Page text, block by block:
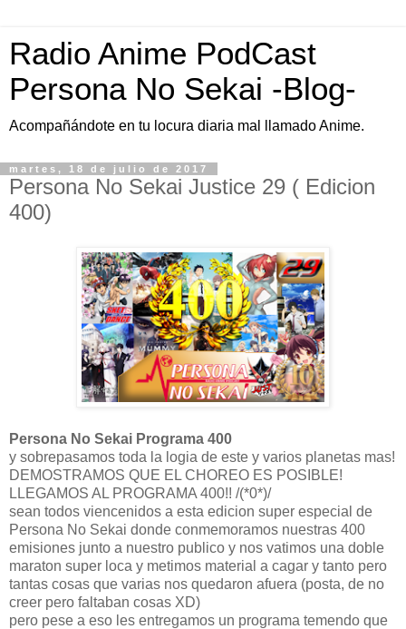
Radio Anime PodCast
Persona No Sekai -Blog-
Acompañándote en tu locura diaria mal llamado Anime.
martes, 18 de julio de 2017
Persona No Sekai Justice 29 ( Edicion
400)
Persona No Sekai Programa 400
y sobrepasamos toda la logia de este y varios planetas mas!
DEMOSTRAMOS QUE EL CHOREO ES POSIBLE!
LLEGAMOS AL PROGRAMA 400!! /(*0*)/
sean todos viencenidos a esta edicion super especial de
Persona No Sekai donde conmemoramos nuestras 400
emisiones junto a nuestro publico y nos vatimos una doble
maraton super loca y metimos material a cagar y tanto pero
tantas cosas que varias nos quedaron afuera (posta, de no
creer pero faltaban cosas XD)
pero pese a eso les entregamos un programa temendo que